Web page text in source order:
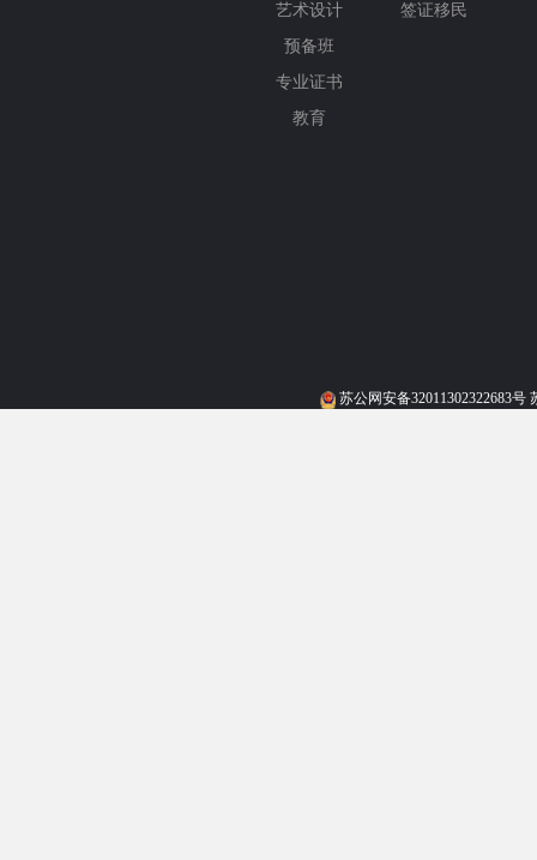
艺术设计
预备班
专业证书
教育
签证移民
苏公网安备32011302322683号